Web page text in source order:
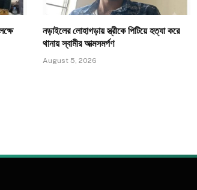
নড়াইলের লোহাগড়ায় স্ত্রীকে পিটিয়ে হত্যা করে
থানায় স্বামীর আত্মসমর্পণ
August 5, 2026